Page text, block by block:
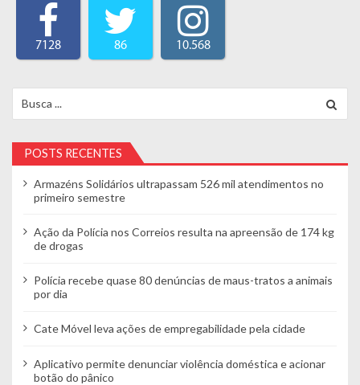
7128 86 10.568
POSTS RECENTES
Armazéns Solidários ultrapassam 526 mil atendimentos no
primeiro semestre
Ação da Polícia nos Correios resulta na apreensão de 174 kg
de drogas
Polícia recebe quase 80 denúncias de maus-tratos a animais
por dia
Cate Móvel leva ações de empregabilidade pela cidade
Aplicativo permite denunciar violência doméstica e acionar
botão do pânico